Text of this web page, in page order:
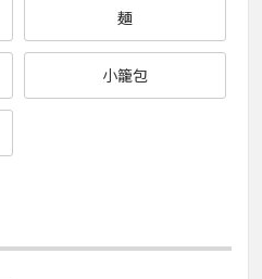
麺
小籠包